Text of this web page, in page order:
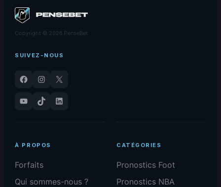
Copyright © 2026 PenseBet
SUIVEZ-NOUS
Facebook Instagram
X
YouTube
TikTok LinkedIn
À PROPOS
Forfaits
Qui sommes-nous ?
CATÉGORIES
Pronostics Foot
Pronostics NBA